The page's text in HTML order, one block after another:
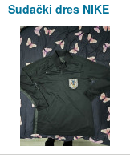
Sudački dres NIKE